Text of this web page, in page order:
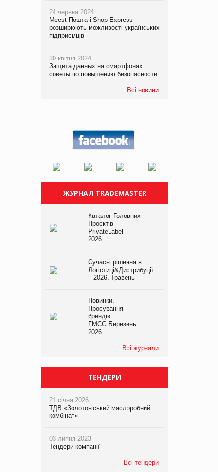
24 червня 2024
Meest Пошта і Shop-Express
розширюють можливості українських
підприємців
30 квітня 2024
Защита данных на смартфонах:
советы по повышению безопасности
Всі новини
ЖУРНАЛ TRADEMASTER
Каталог Головних
Проєктів
PrivateLabel –
2026
Сучасні рішення в
Логістиці&Дистрибуції
– 2026. Травень
Новинки.
Просування
брендів
FMCG.Березень
2026
Всі журнали
ТЕНДЕРИ
21 січня 2026
ТДВ «Золотоніський маслоробний
комбінат»
03 липня 2023
Тендери компанії
Всі тендери